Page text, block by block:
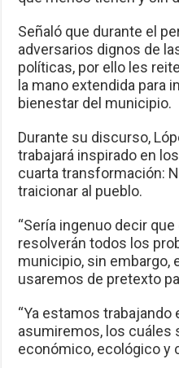
Señaló que durante el
adversarios dignos de
políticas, por ello les
la mano extendida para
bienestar del municipio.
Durante su discurso,
trabajará inspirado en
cuarta transformación:
traicionar al pueblo.
“Sería ingenuo decir
resolverán todos los
municipio, sin embargo,
usaremos de pretexto
“Ya estamos
asumiremos, los cuáles
económico, ecológico y